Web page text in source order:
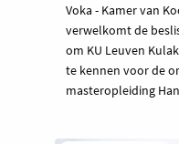
Voka - Kamer van
verwelkomt de
om KU Leuven
te kennen voor de
masteropleiding